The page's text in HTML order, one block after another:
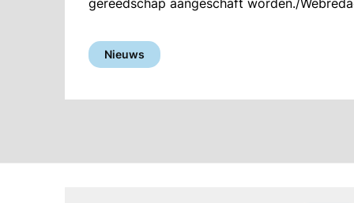
gereedschap aangeschaft worden./
Nieuws